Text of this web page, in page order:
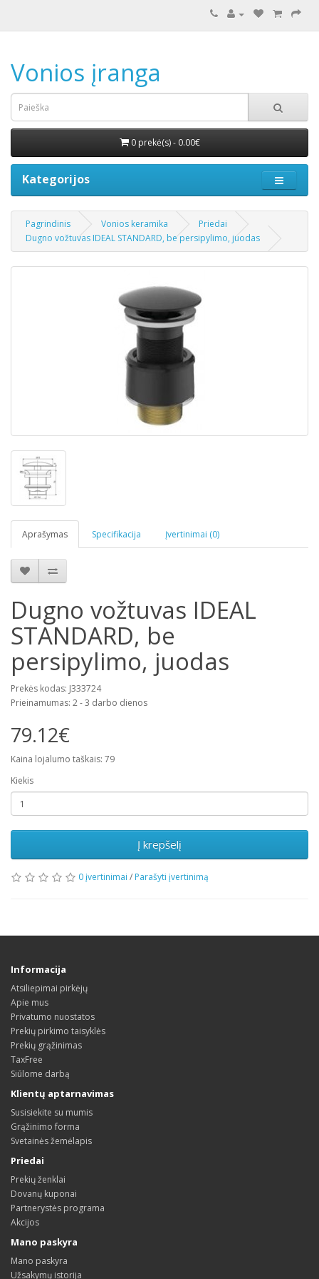
Vonios įranga
0 prekė(s) - 0.00€
Kategorijos
Pagrindinis Vonios keramika
Priedai
Dugno vožtuvas IDEAL STANDARD, be persipylimo, juodas
Aprašymas Specifikacija Įvertinimai (0)
Dugno vožtuvas IDEAL
STANDARD, be
persipylimo, juodas
Prekės kodas: J333724
Prieinamumas: 2 - 3 darbo dienos
79.12€
Kaina lojalumo taškais: 79
Kiekis
Į krepšelį
0 įvertinimai / Parašyti įvertinimą
Informacija
Atsiliepimai pirkėjų
Apie mus
Privatumo nuostatos
Prekių pirkimo taisyklės
Prekių grąžinimas
TaxFree
Siūlome darbą
Klientų aptarnavimas
Susisiekite su mumis
Grąžinimo forma
Svetainės žemėlapis
Priedai
Prekių ženklai
Dovanų kuponai
Partnerystės programa
Akcijos
Mano paskyra
Mano paskyra
Užsakymų istorija